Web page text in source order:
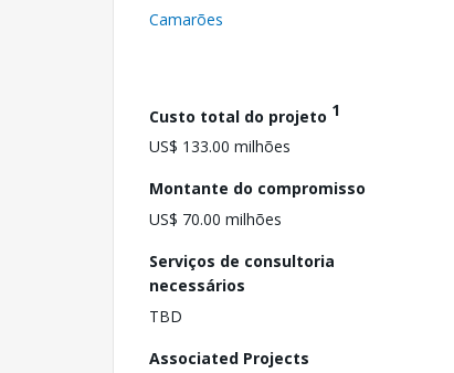
Camarões
Custo total do projeto 1
US$ 133.00 milhões
Montante do compromisso
US$ 70.00 milhões
Serviços de consultoria
necessários
TBD
Associated Projects